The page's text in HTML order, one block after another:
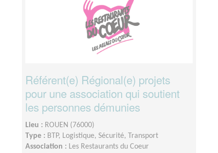
Référent(e) Régional(e) projets
pour une association qui soutient
les personnes démunies
Lieu : ROUEN (76000)
Type : BTP, Logistique, Sécurité, Transport
Association : Les Restaurants du Coeur